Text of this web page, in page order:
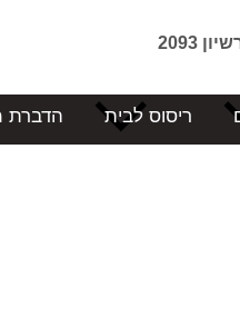
2093
ריסוס לבית הדברת